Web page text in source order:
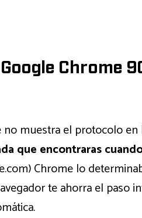
Chrome
muestra el protocolo en
que encontraras
Chrome lo
te ahorra el paso